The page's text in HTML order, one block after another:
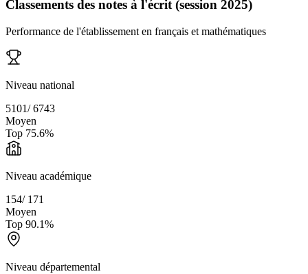
Classements des notes à l'écrit (session 2025)
Performance de l'établissement en français et mathématiques
Niveau national
5101/6743
Moyen
Top 75.6%
Niveau académique
154/ 171
Moyen
Top 90.1%
Niveau départemental